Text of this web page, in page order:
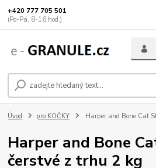
+420 777 705 501
(Po-Pá, 8-16 hod.)
Úvod pro KOČKY Harper and Bone Cat
Harper and Bone
čerstvé z trhu 2 kg